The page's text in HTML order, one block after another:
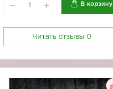
В корзину
Читать отзывы 0